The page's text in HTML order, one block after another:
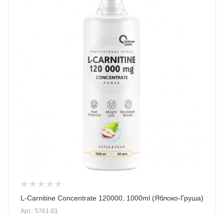
L-Carnitine Concentrate 120000, 1000ml (Яблоко-Груша)
Арт.: 5761-01